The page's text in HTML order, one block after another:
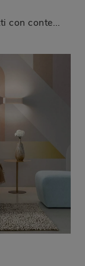
Clicca e ottieni informazioni sui Letti con contenitore: se cerchi modelli matrimoniali moderni, il modello Both Oggioni fa al caso tuo.